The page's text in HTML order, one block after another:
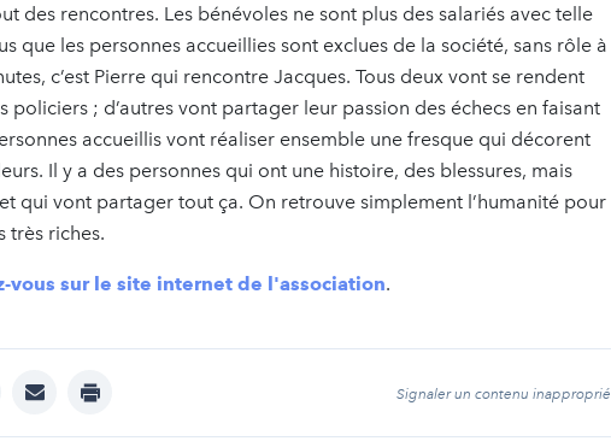
des rencontres. Les bénévoles ne sont plus des salariés avec telle
que les personnes accueillies sont exclues de la société, sans rôle à
c’est Pierre qui rencontre Jacques. Tous deux vont se rendent
policiers ; d’autres vont partager leur passion des échecs en faisant
accueillis vont réaliser ensemble une fresque qui décorent
Il y a des personnes qui ont une histoire, des blessures, mais
qui vont partager tout ça. On retrouve simplement l’humanité pour
très riches.
vous sur le site internet de l'association.
mail print Signaler un contenu inapproprié